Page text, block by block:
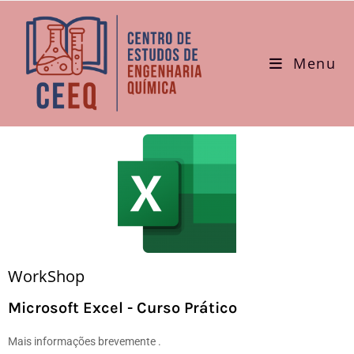
Menu
WorkShop
Microsoft Excel - Curso Prático
Mais informações brevemente .